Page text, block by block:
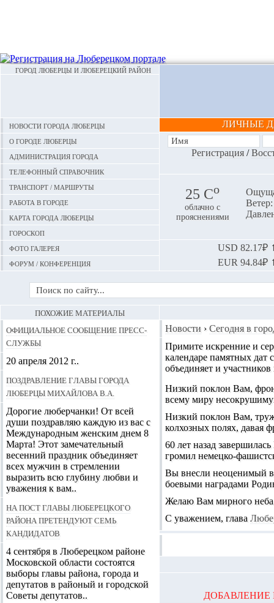
ГОРОД ЛЮБЕРЦЫ И ЛЮБЕРЕЦКИЙ РАЙОН
Новости города Люберцы
О городе Люберцы
Администрация города
Телефонный справочник
Транспорт / маршруты
Работа в городе
Карта города Люберцы
Гороскоп
Фото галерея
Форум / конференция
ЛИЧНЫЕ
Регистрация/
25 Сo
облачно с
прояснениями
USD 82.17₽
EUR 94.84₽
Новости › Сегодня в
Примите искренние и
календаре памятных дат
объединяет и
Низкий поклон Вам,
всему миру
Низкий поклон Вам,
колхозных полях, давая
60 лет назад
громил немецко-
Вы внесли неоценимый
боевыми наградами
Желаю Вам мирного неба
С уважением, глава
ДОБАВЛЕНИЕ
ПОХОЖИЕ МАТЕРИАЛЫ
Официальное сообщение пресс-
службы
20 апреля 2012 г..
Поздравление Главы города
Люберцы Михайлова В.А.
Дорогие люберчанки! От всей
души поздравляю каждую из вас с
Международным женским днем 8
Марта! Этот замечательный
весенний праздник объединяет
всех мужчин в стремлении
выразить всю глубину любви и
уважения к вам..
На пост главы Люберецкого
района претендуют семь
кандидатов
4 сентября в Люберецком районе
Московской области состоятся
выборы главы района, города и
депутатов в районый и городской
Советы депутатов..